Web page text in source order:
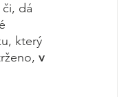
dá
který
v